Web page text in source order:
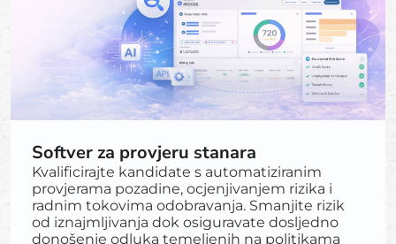
Softver za provjeru stanara
Kvalificirajte kandidate s automatiziranim
provjerama pozadine, ocjenjivanjem rizika i
radnim tokovima odobravanja. Smanjite rizik
od iznajmljivanja dok osiguravate dosljedno
donošenje odluka temeljenih na politikama